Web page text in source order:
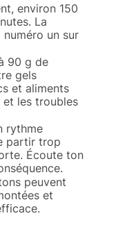
environ 150
La
un sur
90 g de
gels
et aliments
et les troubles
rythme
partir trop
Écoute ton
peuvent
et